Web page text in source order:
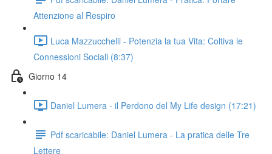
Attenzione al Respiro
Luca Mazzucchelli - Potenzia la tua Vita: Coltiva le
Connessioni Sociali (8:37)
Giorno 14
Daniel Lumera - il Perdono del My Life design (17:21)
Pdf scaricabile: Daniel Lumera - La pratica delle Tre
Lettere